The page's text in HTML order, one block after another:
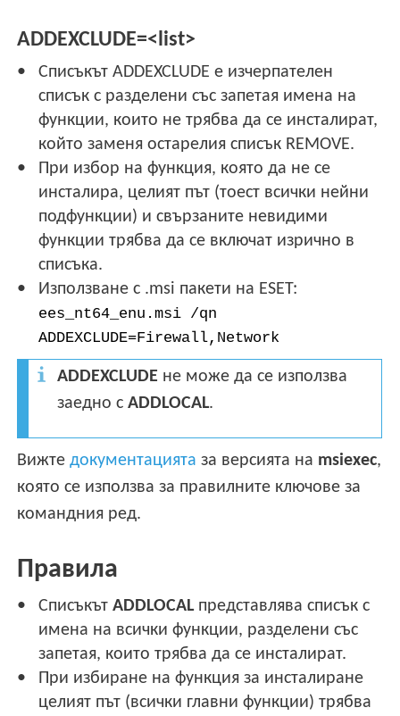
ADDEXCLUDE=<list>
Списъкът ADDEXCLUDE е изчерпателен
списък с разделени със запетая имена на
функции, които не трябва да се инсталират,
който заменя остарелия списък REMOVE.
При избор на функция, която да не се
инсталира, целият път (тоест всички нейни
подфункции) и свързаните невидими
функции трябва да се включат изрично в
списъка.
Използване с .msi пакети на ESET:
ees_nt64_enu.msi /qn
ADDEXCLUDE=Firewall,Network
ADDEXCLUDE не може да се използва
заедно сADDLOCAL.
Вижтедокументацията за версията на msiexec,
която се използва за правилните ключове за
командния ред.
Правила
СписъкътADDLOCALпредставлява списък с
имена на всички функции, разделени със
запетая, които трябва да се инсталират.
При избиране на функция за инсталиране
целият път (всички главни функции) трябва